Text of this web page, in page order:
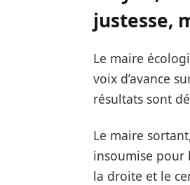
justesse,
Le maire
voix d’avance
résultats sont
Le maire
insoumise pour
la droite et le